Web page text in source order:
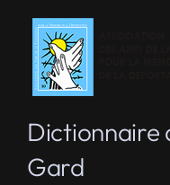
Dictionnaire
Gard